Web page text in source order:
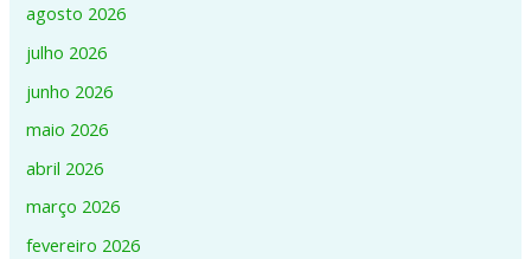
agosto 2026
julho 2026
junho 2026
maio 2026
abril 2026
março 2026
fevereiro 2026